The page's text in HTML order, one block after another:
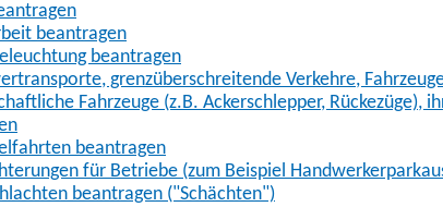
beantragen
beantragen
grenzüberschreitende Verkehre,
Fahrzeuge (z.B. Ackerschlepper, Rückezüge),
beantragen
für Betriebe (zum Beispiel
beantragen ("Schächten")